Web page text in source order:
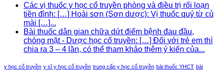
Các vị thuốc y học cổ truyền phòng và điều trị rối loạn
tiền đình: […] Hoài sơn (Sơn dược): Vị thuốc quý từ củ
mài […]...
Bài thuốc dân gian chữa dứt điểm bệnh đau đầu,
chóng mặt - Dược học cổ truyền: […] Đối với trẻ em thì
chia ra 3 – 4 lần, có thể tham khảo thêm ý kiến của...
y học cổ truyền y sĩ y học cổ truyền trung cấp y học cổ truyền bài thuốc YHCT bài